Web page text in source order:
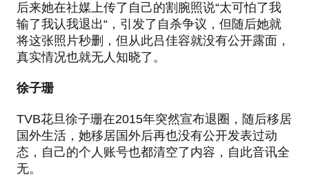
后来她在社媒上传了自己的割腕照说“太可怕了我
输了我认我退出“，引发了自杀争议，但随后她就
将这张照片秒删，但从此吕佳容就没有公开露面，
真实情况也就无人知晓了。
徐子珊
TVB花旦徐子珊在2015年突然宣布退圈，随后移居
国外生活，她移居国外后再也没有公开发表过动
态，自己的个人账号也都清空了内容，自此音讯全
无。